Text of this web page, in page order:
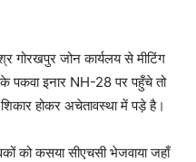
गोरखपुर जोन कार्यलय से मीटिंग
इनार NH-28 पर पहुँचे तो
होकर अचेतावस्था में पड़े है।
को कसया सीएचसी भेजवाया जहाँ